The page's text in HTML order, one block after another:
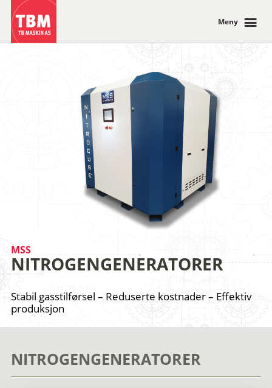
Meny
MSS
NITROGENGENERATORER
Stabil gasstilførsel – Reduserte kostnader – Effektiv
produksjon
NITROGENGENERATORER